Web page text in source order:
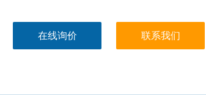
在线询价 联系我们